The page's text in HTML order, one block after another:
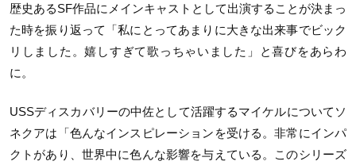
歴史あるSF作品にメインキャストとして出演することが決まっ
た時を振り返って「私にとってあまりに大きな出来事でビック
リしました。嬉しすぎて歌っちゃいました」と喜びをあらわ
に。
USSディスカバリーの中佐として活躍するマイケルについてソ
ネクアは「色んなインスピレーションを受ける。非常にインパ
クトがあり、世界中に色んな影響を与えている。このシリーズ